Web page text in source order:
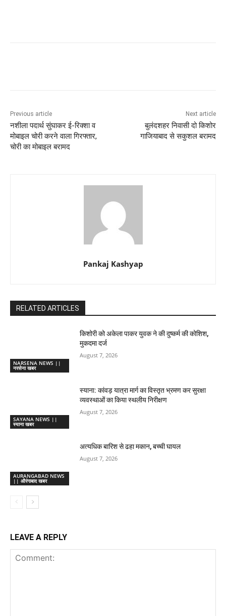
Previous article
नशीला पदार्थ सुंघाकर ई-रिक्शा व
मोबाइल चोरी करने वाला गिरफ्तार,
चोरी का मोबाइल बरामद
Next article
बुलंदशहर निवासी दो किशोर
गाजियाबाद से सकुशल बरामद
Pankaj Kashyap
RELATED ARTICLES
NARSENA NEWS ||
नरसेना खबर
किशोरी को अकेला पाकर युवक ने की दुष्कर्म की कोशिश,
मुकदमा दर्ज
August 7, 2026
SAYANA NEWS ||
स्याना खबर
स्याना: कांवड़ यात्रा मार्ग का विस्तृत भ्रमण कर सुरक्षा
व्यवस्थाओं का किया स्थलीय निरीक्षण
August 7, 2026
AURANGABAD NEWS
|| औरंगाबाद खबर
अत्यधिक बारिश से ढहा मकान, बच्ची घायल
August 7, 2026
LEAVE A REPLY